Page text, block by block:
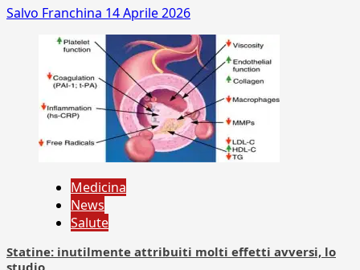
Salvo Franchina 14 Aprile 2026
Medicina
News
Salute
Statine: inutilmente attribuiti molti effetti avversi, lo